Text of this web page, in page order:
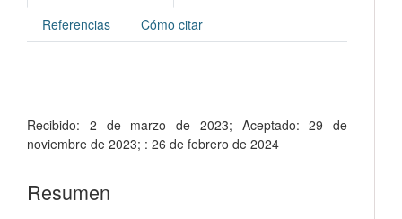
Referencias
Cómo citar
Recibido: 2 de marzo de 2023; Aceptado:29 de
noviembre de 2023; : 26 de febrero de 2024
Resumen